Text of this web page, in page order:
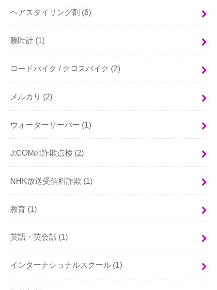
ヘアスタイリング剤 (6)
腕時計 (1)
ロードバイク / クロスバイク (2)
メルカリ (2)
ウォーターサーバー (1)
J:COMの詐欺点検 (2)
NHK放送受信料詐欺 (1)
教育 (1)
英語・英会話 (1)
インターナショナルスクール (1)